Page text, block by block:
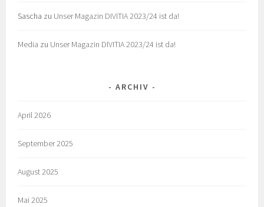
Sascha zu Unser Magazin DIVITIA 2023/24 ist da!
Media zu Unser Magazin DIVITIA 2023/24 ist da!
ARCHIV
April 2026
September 2025
August 2025
Mai 2025